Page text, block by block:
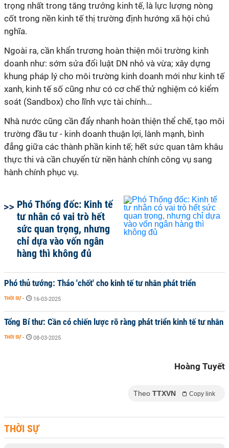
trọng nhất trong tăng trưởng kinh tế, là lực lượng nòng
cốt trong nền kinh tế thị trường định hướng xã hội chủ
nghĩa.
Ngoài ra, cần khẩn trương hoàn thiện môi trường kinh
doanh như: sớm sửa đổi luật DN nhỏ và vừa; xây dựng
khung pháp lý cho môi trường kinh doanh mới như kinh tế
xanh, kinh tế số cũng như có cơ chế thử nghiệm có kiểm
soát (Sandbox) cho lĩnh vực tài chính...
Nhà nước cũng cần đẩy nhanh hoàn thiện thể chế, tạo môi
trường đầu tư - kinh doanh thuận lợi, lành mạnh, bình
đẳng giữa các thành phần kinh tế; hết sức quan tâm khâu
thực thi và cần chuyển từ nền hành chính công vụ sang
hành chính phục vụ.
Phó Thống đốc: Kinh tế
tư nhân có vai trò hết
sức quan trọng, nhưng
chỉ dựa vào vốn ngân
hàng thì không đủ
Phó thủ tướng: Tháo 'chốt' cho kinh tế tư nhân phát triển
THỜI SỰ - 16-03-2025
Tổng Bí thư: Cần có chiến lược rõ ràng phát triển kinh tế tư nhân
THỜI SỰ - 08-03-2025
Hoàng Tuyết
Theo TTXVN Copy link
THỜI SỰ